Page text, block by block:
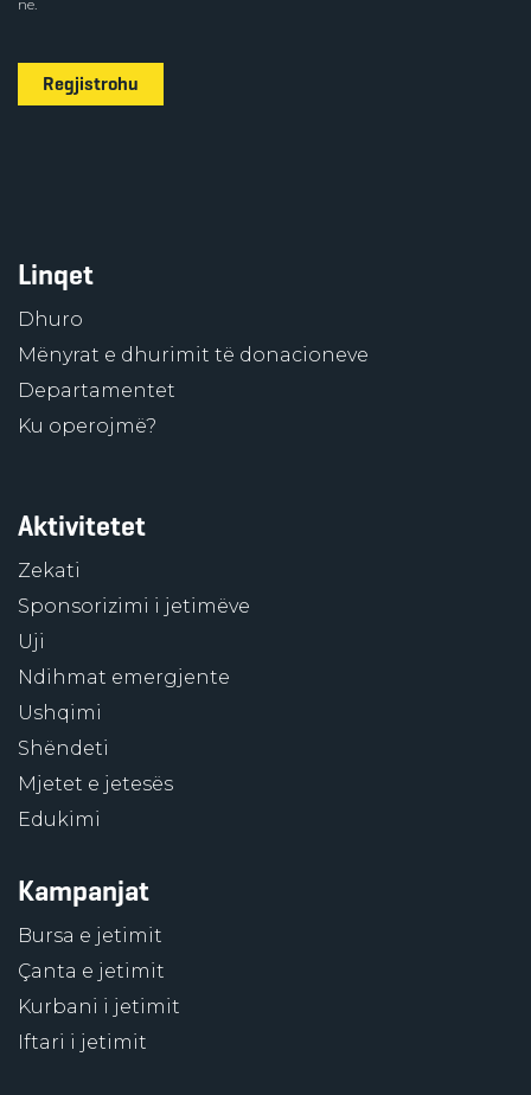
ne.
Regjistrohu
Linqet
Dhuro
Mënyrat e dhurimit të donacioneve
Departamentet
Ku operojmë?
Aktivitetet
Zekati
Sponsorizimi i jetimëve
Uji
Ndihmat emergjente
Ushqimi
Shëndeti
Mjetet e jetesës
Edukimi
Kampanjat
Bursa e jetimit
Çanta e jetimit
Kurbani i jetimit
Iftari i jetimit